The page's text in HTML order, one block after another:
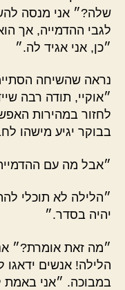
שלה?״ אני מנסה
לגבי ההדמייה, אך
״כן, אני אגיד לה.״
נראה שהשיחה
״אוקיי, תודה רבה
לחזור במהירות
בבוקר יגיע מישהו
״אבל מה עם
״הלילה לא תוכלי
יהיה בסדר.״
״מה זאת אומרת?״
הלילה! אנשים
במבוכה. ״אני באמת